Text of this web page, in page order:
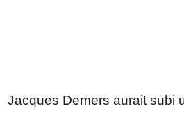
Jacques Demers aurait subi